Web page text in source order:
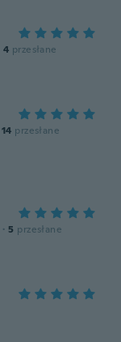
4 przesłane
14 przesłane
· 5 przesłane